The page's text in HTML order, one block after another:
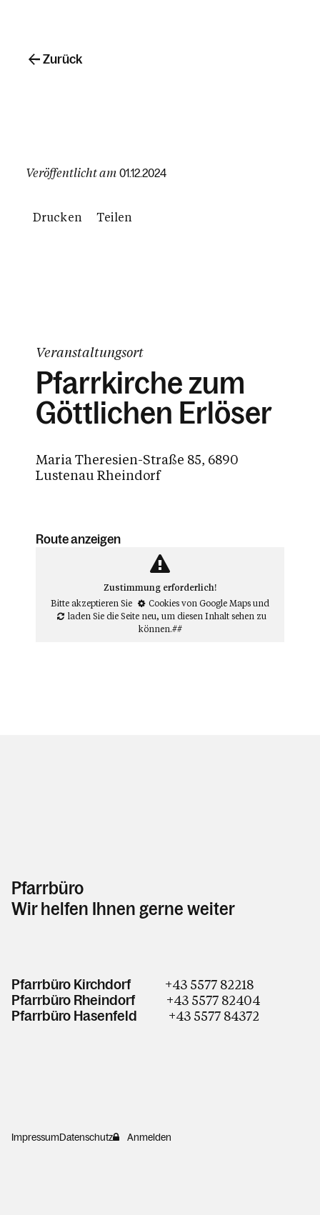
Veröffentlicht am 01.12.2024
Drucken Teilen
Zurück
Veranstaltungsort
Pfarrkirche zum
Göttlichen Erlöser
Maria Theresien-Straße 85, 6890
Lustenau Rheindorf
Route anzeigen
Zustimmung erforderlich!
Bitte akzeptieren Sie
Cookies von Google Mapsund
laden Sie die Seite neu, um diesen Inhalt sehen zu
können.##
Pfarrbüro
Wir helfen Ihnen gerne weiter
Pfarrbüro Kirchdorf +43 5577 82218
Pfarrbüro Rheindorf+43 5577 82404
Pfarrbüro Hasenfeld +43 5577 84372
ImpressumDatenschutz Anmelden